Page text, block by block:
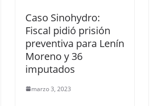
Caso Sinohydro:
Fiscal pidió prisión
preventiva para Lenín
Moreno y 36
imputados
marzo 3, 2023